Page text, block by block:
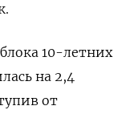
10-летних
на 2,4
от